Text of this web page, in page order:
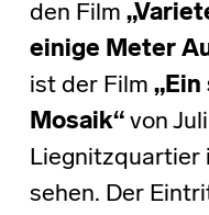
den Film
einige Meter
ist der Film
Mosaik“von
Liegnitzquartier
sehen. Der